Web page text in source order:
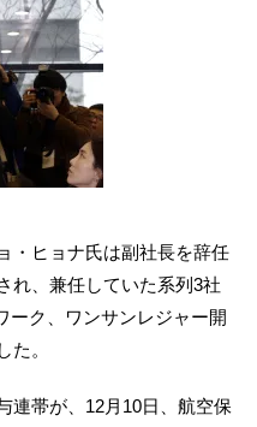
・ヒョナ氏は副社長を辞任
れ、兼任していた系列3社
ーク、ワンサンレジャー開
た。
連帯が、12月10日、航空保